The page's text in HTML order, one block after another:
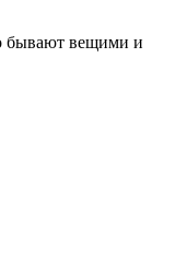
бывают вещими и